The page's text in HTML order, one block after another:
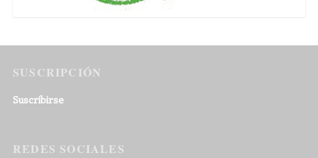
SUSCRIPCIÓN
Suscribirse
REDES SOCIALES